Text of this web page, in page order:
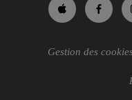
Gestion des